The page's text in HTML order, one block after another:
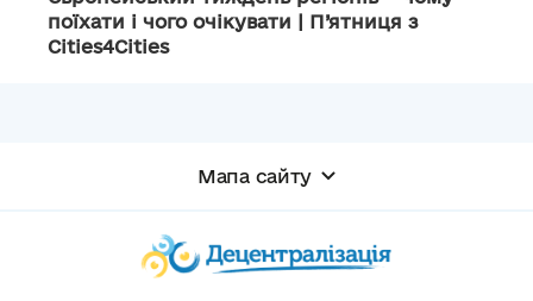
поїхати і чого очікувати | П’ятниця з
Cities4Cities
Мапа сайту